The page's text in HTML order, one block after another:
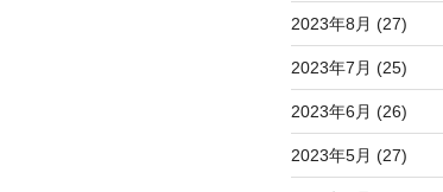
2023年8月 (27)
2023年7月 (25)
2023年6月 (26)
2023年5月 (27)